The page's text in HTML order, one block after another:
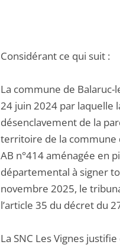
Considérant ce qui suit :
La commune de
24 juin 2024 par laquelle
désenclavement de la
territoire de la commune
AB n°414 aménagée en
départemental à signer
novembre 2025, le
l’article 35 du décret du
La SNC Les Vignes